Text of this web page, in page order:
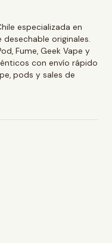
especializada en
originales.
Fume, Geek Vape y
con envío rápido
pods y sales de